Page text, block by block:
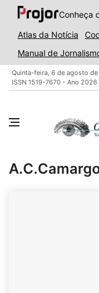
Conheça
Atlas da Notícia
Manual de
Quinta-feira, 6 de agosto
ISSN 1519-7670 - Ano 2026